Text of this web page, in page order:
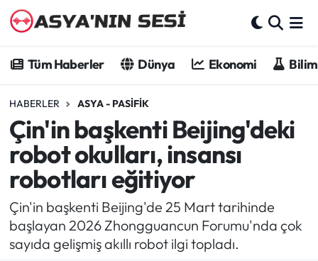
Tüm Haberler Dünya Ekonomi
HABERLER ASYA - PASIFIK
Çin'in başkenti Beijing'deki
robot okulları, insansı
robotları eğitiyor
Çin'in başkenti Beijing'de 25 Mart tarihinde
başlayan 2026 Zhongguancun Forumu'nda çok
sayıda gelişmiş akıllı robot ilgi topladı.
Dünya
Ekonomi
Bilim - Teknoloji
Kültür - Sanat
Spor